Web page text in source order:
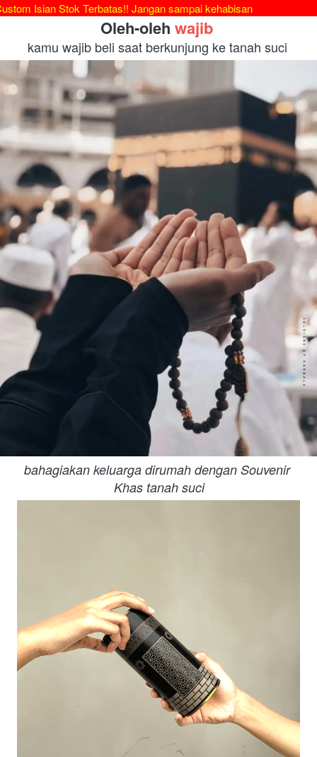
Stok Terbatas!! Jangan sampai kehabisan
Oleh-oleh wajib
kamu wajib beli saat berkunjung ke tanah suci
bahagiakan keluarga dirumah dengan Souvenir
Khas tanah suci